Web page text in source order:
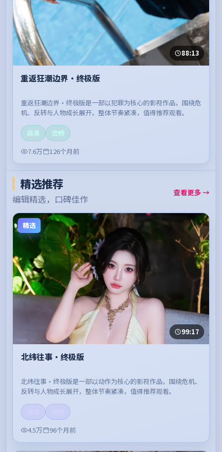
88:13
重返狂潮边界·终极版
重返狂潮边界·终极版是一部以犯罪为核心的影视作品，围绕危
机、反转与人物成长展开，整体节奏紧凑，值得推荐观看。
高清
流畅
7.6万
126个月前
精选推荐
编辑精选，口碑佳作
查看更多 →
精选
99:17
北纬往事·终极版
北纬往事·终极版是一部以动作为核心的影视作品，围绕危机、
反转与人物成长展开，整体节奏紧凑，值得推荐观看。
4.5万
96个月前